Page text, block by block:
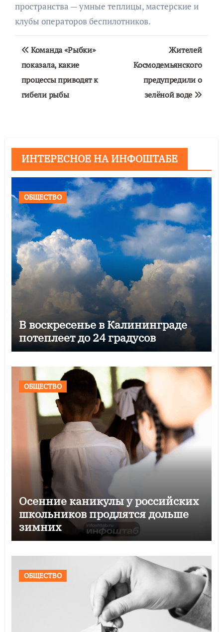
пространства — умные теплицы, мастерские и
клубы операторов беспилотников.
Навигация
по
записям
Команда «Рыбки»
показала, какие
процессы приводят к
гибели рыбы
Жителей
Космодемьянского
предупредили о
зелёной воде
ИНТЕРЕСНОЕ НА ИНФОШТАБЕ
ОБЩЕСТВО
В воскресенье в Калининграде
потеплеет до 24 градусов
ОБЩЕСТВО
Осенние каникулы у российских
школьников продлятся дольше
зимних
ОБЩЕСТВО